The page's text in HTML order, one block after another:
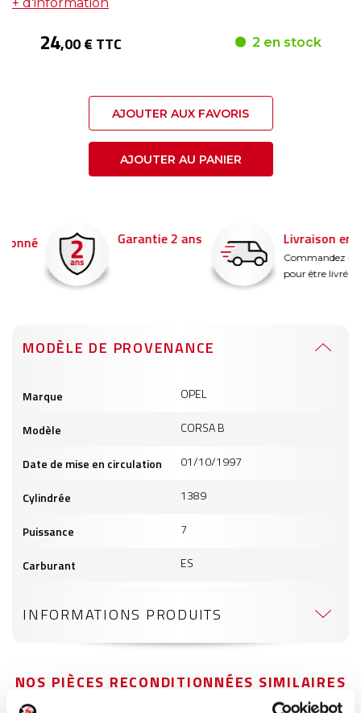
24,00 € TTC 2 en stock
AJOUTER AUX FAVORIS
AJOUTER AU PANIER
Garantie 2 ans Livraison en 24h
Commandez avant 14h
pour être livré demain !
MODÈLE DE PROVENANCE
produits
Marque OPEL
Modèle CORSA B
Date de mise en circulation 01/10/1997
Cylindrée 1389
Puissance 7
Carburant ES
INFORMATIONS PRODUITS
NOS PIÈCES RECONDITIONNÉES SIMILAIRES